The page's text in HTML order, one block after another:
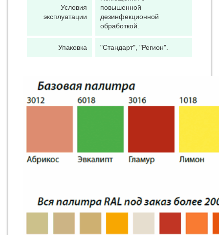
Условия
эксплуатации
повышенной
дезинфекционной
обработкой.
Упаковка "Стандарт", "Регион".